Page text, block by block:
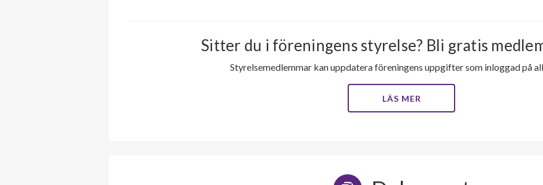
Sitter du i föreningens styrelse? Bli gratis
Styrelsemedlemmar kan uppdatera föreningens uppgifter som inloggad på
LÄS MER